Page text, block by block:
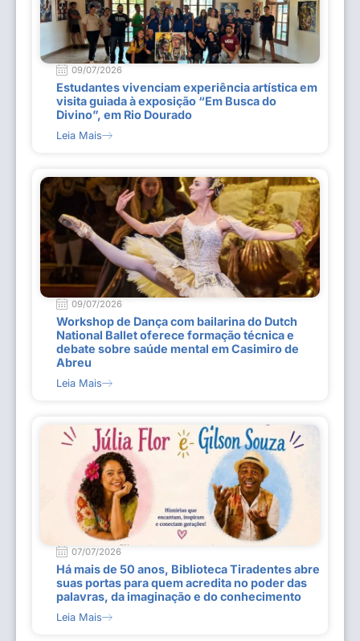
09/07/2026
Estudantes vivenciam experiência artística em
visita guiada à exposição “Em Busca do
Divino”, em Rio Dourado
Leia Mais
09/07/2026
Workshop de Dança com bailarina do Dutch
National Ballet oferece formação técnica e
debate sobre saúde mental em Casimiro de
Abreu
Leia Mais
07/07/2026
Há mais de 50 anos, Biblioteca Tiradentes abre
suas portas para quem acredita no poder das
palavras, da imaginação e do conhecimento
Leia Mais